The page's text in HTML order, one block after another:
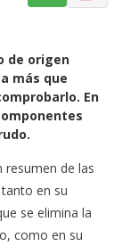
de origen
más que
En
resumen de las
en su
se elimina la
como en su